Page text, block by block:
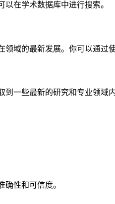
在学术数据库中进行搜索。
域的最新发展。你可以通过
一些最新的研究和专业领域内
性和可信度。